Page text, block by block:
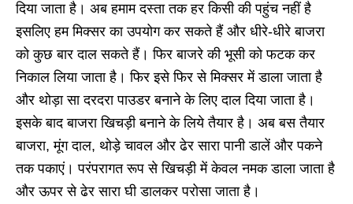
दिया जाता है। अब हमाम दस्ता तक हर किसी की पहुंच नहीं है
इसलिए हम मिक्सर का उपयोग कर सकते हैं और धीरे-धीरे बाजरा
को कुछ बार दाल सकते हैं। फिर बाजरे की भूसी को फटक कर
निकाल लिया जाता है। फिर इसे फिर से मिक्सर में डाला जाता है
और थोड़ा सा दरदरा पाउडर बनाने के लिए दाल दिया जाता है।
इसके बाद बाजरा खिचड़ी बनाने के लिये तैयार है। अब बस तैयार
बाजरा, मूंग दाल, थोड़े चावल और ढेर सारा पानी डालें और पकने
तक पकाएं। परंपरागत रूप से खिचड़ी में केवल नमक डाला जाता है
और ऊपर से ढेर सारा घी डालकर परोसा जाता है।